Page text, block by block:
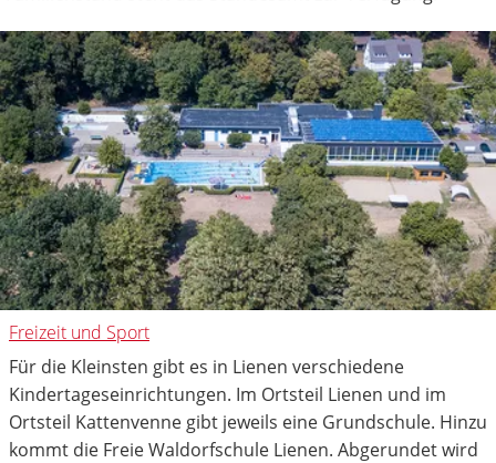
Freizeit und Sport
Für die Kleinsten gibt es in Lienen verschiedene
Kindertageseinrichtungen. Im Ortsteil Lienen und im
Ortsteil Kattenvenne gibt jeweils eine Grundschule. Hinzu
kommt die Freie Waldorfschule Lienen. Abgerundet wird